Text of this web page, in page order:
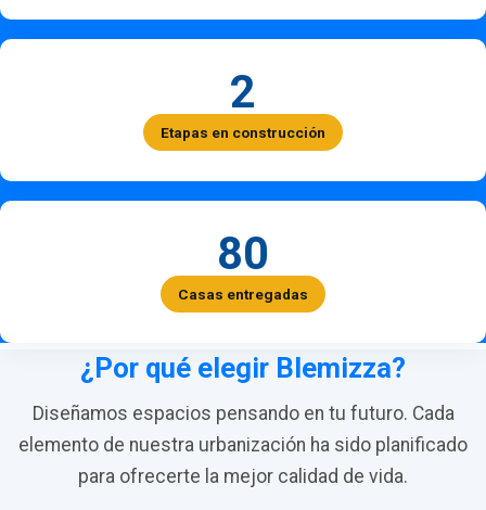
2
Etapas en construcción
80
Casas entregadas
¿Por qué elegir Blemizza?
Diseñamos espacios pensando en tu futuro. Cada
elemento de nuestra urbanización ha sido planificado
para ofrecerte la mejor calidad de vida.